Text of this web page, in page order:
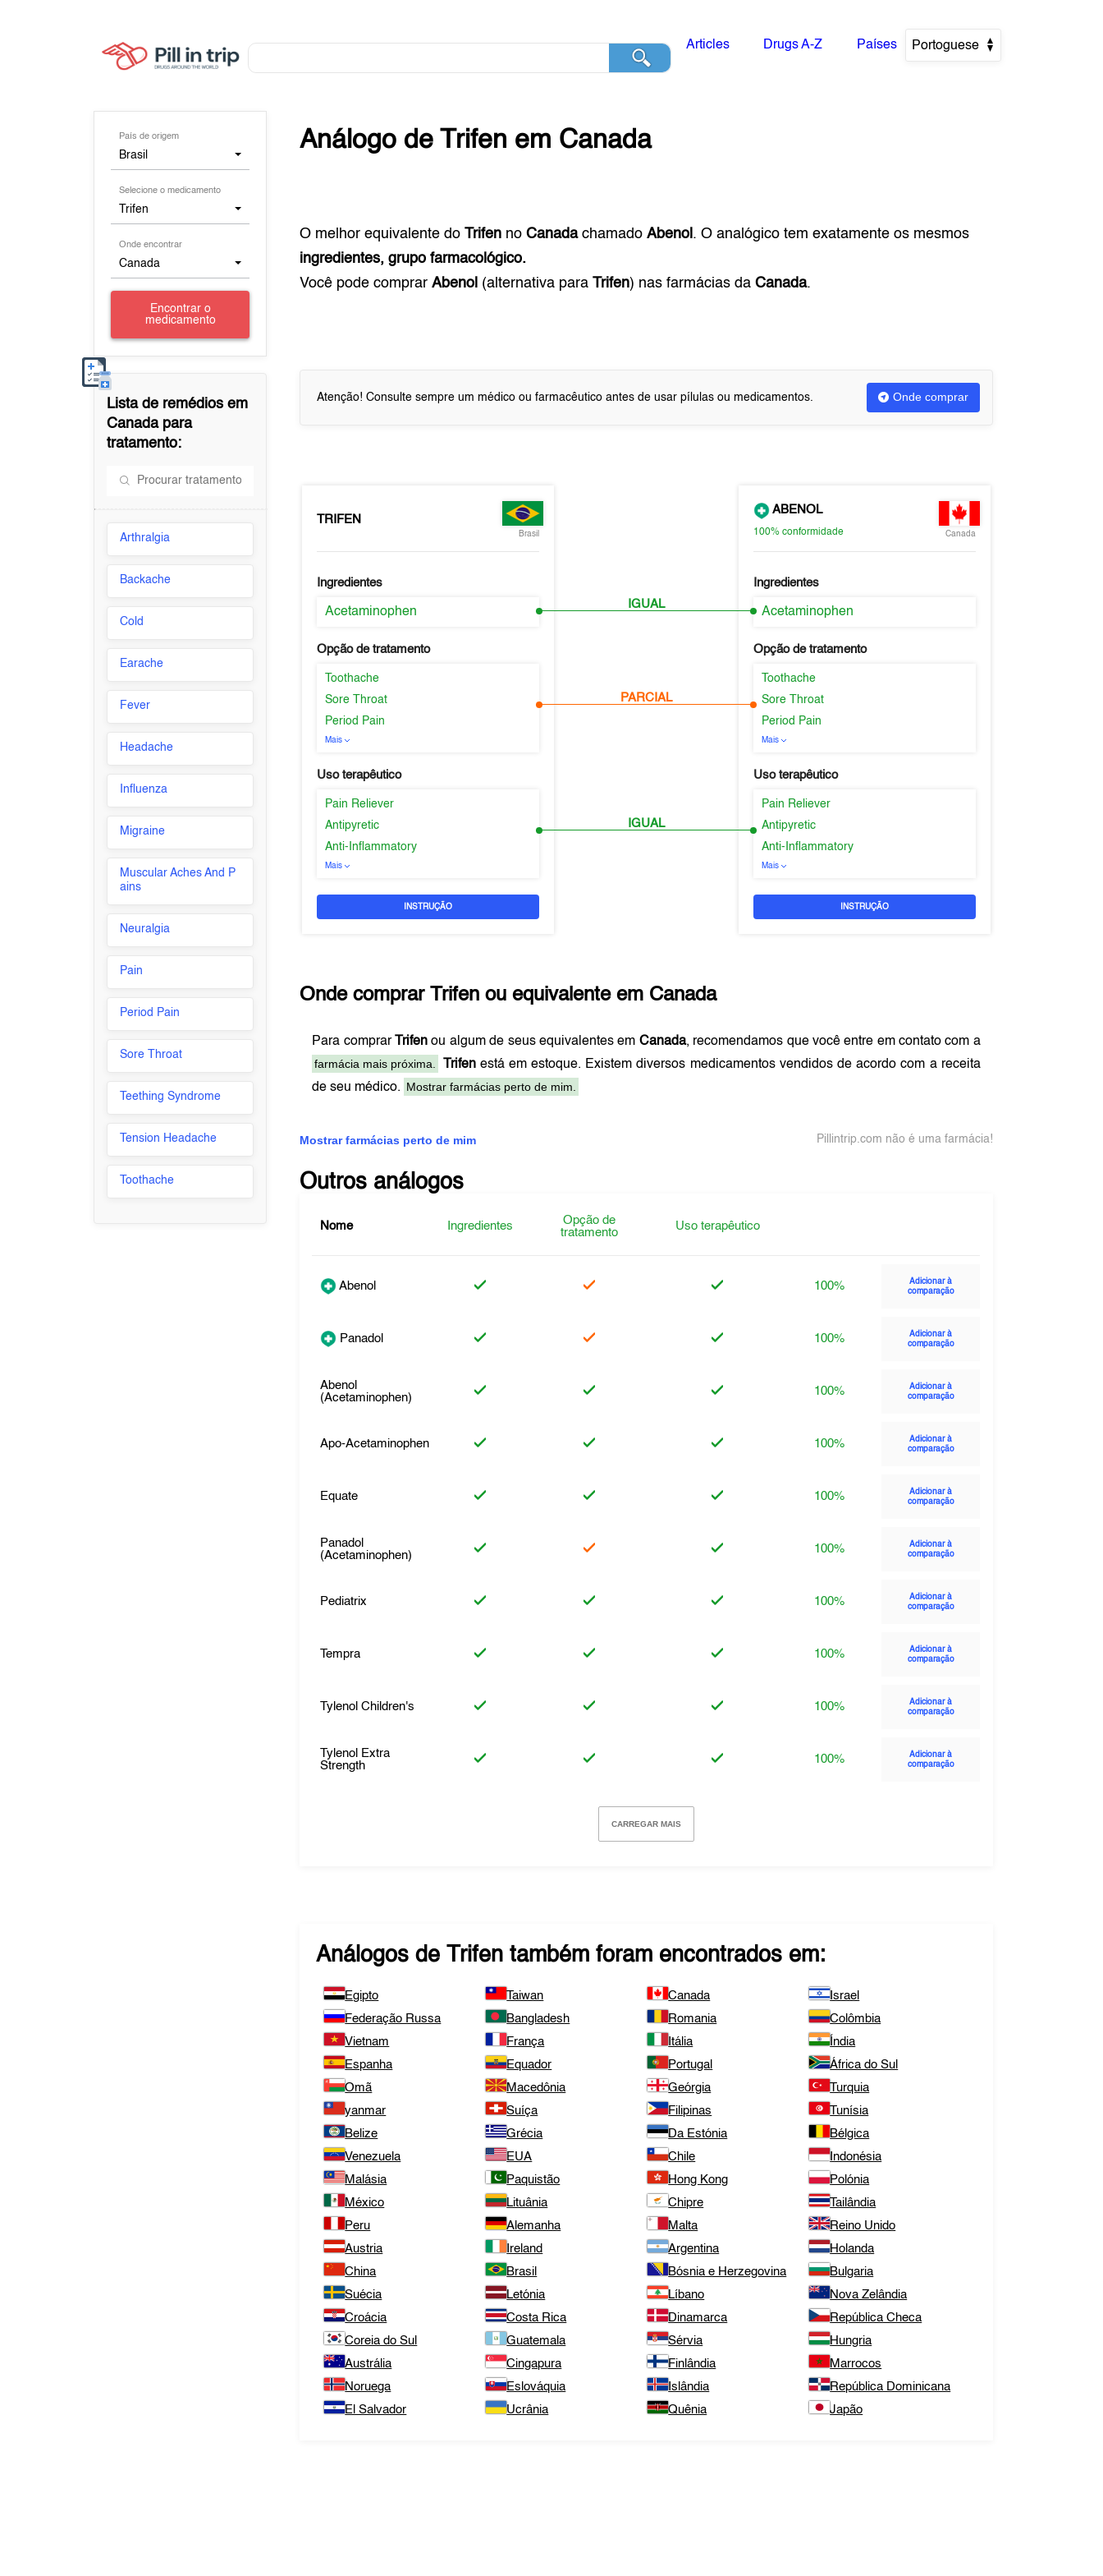
Articles Drugs A-Z Países Portoguese
País de origem
Brasil
Selecione o medicamento
Trifen
Onde encontrar
Canada
Encontrar o
medicamento
Lista de remédios em
Canadapara
tratamento:
Arthralgia
Backache
Cold
Earache
Fever
Headache
Influenza
Migraine
Muscular Aches And P
ains
Neuralgia
Pain
Period Pain
Sore Throat
Teething Syndrome
Tension Headache
Toothache
Análogo deTrifen em Canada
O melhor equivalente doTrifen noCanadachamadoAbenol . O analógico tem exatamente os mesmos
ingredientes, grupo farmacológico.
Você pode comprarAbenol (alternativa paraTrifen) nas farmácias daCanada.
Atenção! Consulte sempre um médico ou farmacêutico antes de usar pílulas ou medicamentos. Onde comprar
TRIFEN
Brasil
Ingredientes
Acetaminophen
Opção de tratamento
Toothache
Sore Throat
Period Pain
Mais
Uso terapêutico
Pain Reliever
Antipyretic
Anti-Inflammatory
Mais
INSTRUÇÃO
IGUAL
PARCIAL
IGUAL
ABENOL
100% conformidade Canada
Ingredientes
Acetaminophen
Opção de tratamento
Toothache
Sore Throat
Period Pain
Mais
Uso terapêutico
Pain Reliever
Antipyretic
Anti-Inflammatory
Mais
INSTRUÇÃO
Onde comprar Trifen ou equivalente em Canada
Para comprar Trifen ou algum de seus equivalentes em Canada, recomendamos que você entre em contato com a
farmácia mais próxima.
Trifenestá em estoque. Existem diversos medicamentos vendidos de acordo com a receita
de seu médico. Mostrar farmácias perto de mim.
Mostrar farmácias perto de mim Pillintrip.com não é uma farmácia!
Outros análogos
Nome Ingredientes
Opção de
tratamento
Uso terapêutico
Abenol 100%
Adicionar à
comparação
Panadol 100%
Adicionar à
comparação
Abenol
(Acetaminophen)
100%
Adicionar à
comparação
Apo-Acetaminophen 100%
Adicionar à
comparação
Equate 100%
Adicionar à
comparação
Panadol
(Acetaminophen)
100%
Adicionar à
comparação
Pediatrix 100%
Adicionar à
comparação
Tempra 100%
Adicionar à
comparação
Tylenol Children's 100%
Adicionar à
comparação
Tylenol Extra
Strength
100%
Adicionar à
comparação
CARREGAR MAIS
Análogos de Trifen também foram encontrados em:
Egipto Taiwan Canada
Israel
Federação Russa
Bangladesh Romania
Colômbia
Vietnam
França Itália
Índia
Espanha
Equador Portugal
África do Sul
Omã
Macedônia Geórgia
Turquia
yanmar
Suíça Filipinas
Tunísia
Belize
Grécia Da Estónia
Bélgica
Venezuela
EUA Chile
Indonésia
Malásia
Paquistão Hong Kong
Polónia
México
Lituânia Chipre
Tailândia
Peru
Alemanha Malta
Reino Unido
Austria
Ireland Argentina
Holanda
China
Brasil Bósnia e Herzegovina
Bulgaria
Suécia
Letónia Líbano
Nova Zelândia
Croácia
Costa Rica Dinamarca
República Checa
Coreia do Sul
Guatemala Sérvia
Hungria
Austrália
Cingapura Finlândia
Marrocos
Noruega
Eslováquia Islândia
República Dominicana
El Salvador
Ucrânia Quênia Japão